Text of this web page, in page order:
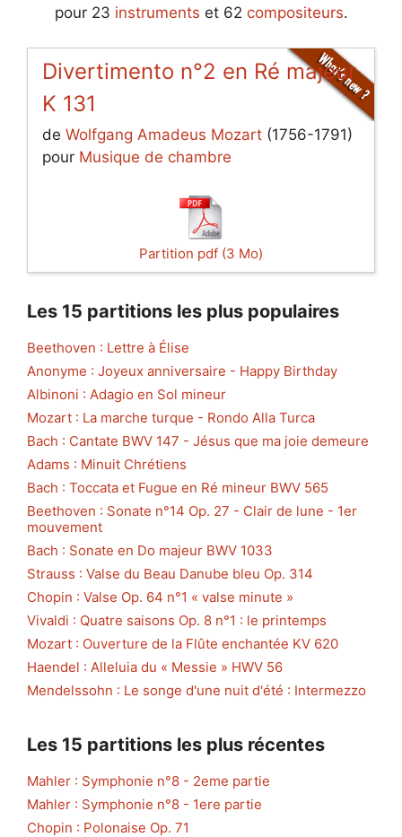
pour 23 instruments et 62 compositeurs.
Divertimento n°2 en Ré majeur
K 131
de Wolfgang Amadeus Mozart (1756-1791)
pour Musique de chambre
Partition pdf (3 Mo)
Les 15 partitions les plus populaires
Beethoven : Lettre à Élise
Anonyme : Joyeux anniversaire - Happy Birthday
Albinoni : Adagio en Sol mineur
Mozart : La marche turque - Rondo Alla Turca
Bach : Cantate BWV 147 - Jésus que ma joie demeure
Adams : Minuit Chrétiens
Bach : Toccata et Fugue en Ré mineur BWV 565
Beethoven : Sonate n°14 Op. 27 - Clair de lune - 1er
mouvement
Bach : Sonate en Do majeur BWV 1033
Strauss : Valse du Beau Danube bleu Op. 314
Chopin : Valse Op. 64 n°1 « valse minute »
Vivaldi : Quatre saisons Op. 8 n°1 : le printemps
Mozart : Ouverture de la Flûte enchantée KV 620
Haendel : Alleluia du « Messie » HWV 56
Mendelssohn : Le songe d'une nuit d'été : Intermezzo
Les 15 partitions les plus récentes
Mahler : Symphonie n°8 - 2eme partie
Mahler : Symphonie n°8 - 1ere partie
Chopin : Polonaise Op. 71